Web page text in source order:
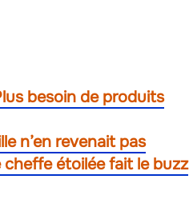
besoin de produits
n’en revenait pas
étoilée fait le buzz